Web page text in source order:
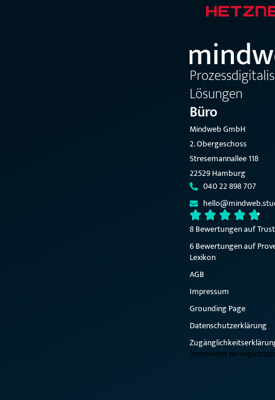
Lösungen
Büro
Mindweb GmbH
2. Obergeschoss
Stresemannallee 118
22529 Hamburg
040 22 898 707
8 Bewertungen auf
6 Bewertungen auf
Lexikon
AGB
Impressum
Grounding Page
Datenschutzerklärung
[trustindex no-